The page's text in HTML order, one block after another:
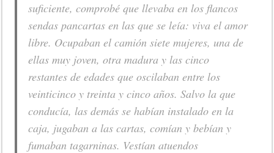
suficiente, comprobé que llevaba en los flancos
sendas pancartas en las que se leía: viva el amor
libre. Ocupaban el camión siete mujeres, una de
ellas muy joven, otra madura y las cinco
restantes de edades que oscilaban entre los
veinticinco y treinta y cinco años. Salvo la que
conducía, las demás se habían instalado en la
caja, jugaban a las cartas, comían y bebían y
fumaban tagarninas. Vestían atuendos